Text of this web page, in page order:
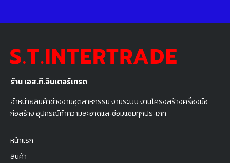
ร้าน เอส.ที.อินเตอร์เทรด
จำหน่ายสินค้าช่างงานอุตสาหกรรม งานระบบ งานโครงสร้างครื่องมือ
ก่อสร้าง อุปกรณ์ทำความสะอาดและซ่อมแซมทุกประเภท
หน้าแรก
สินค้า